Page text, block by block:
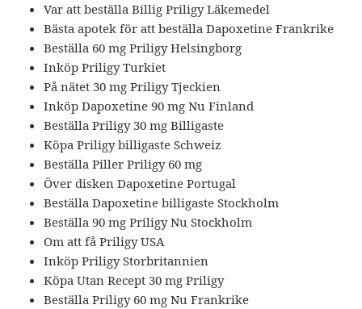
Var att beställa Billig Priligy Läkemedel
Bästa apotek för att beställa Dapoxetine Frankrike
Beställa 60 mg Priligy Helsingborg
Inköp Priligy Turkiet
På nätet 30 mg Priligy Tjeckien
Inköp Dapoxetine 90 mg Nu Finland
Beställa Priligy 30 mg Billigaste
Köpa Priligy billigaste Schweiz
Beställa Piller Priligy 60 mg
Över disken Dapoxetine Portugal
Beställa Dapoxetine billigaste Stockholm
Beställa 90 mg Priligy Nu Stockholm
Om att få Priligy USA
Inköp Priligy Storbritannien
Köpa Utan Recept 30 mg Priligy
Beställa Priligy 60 mg Nu Frankrike